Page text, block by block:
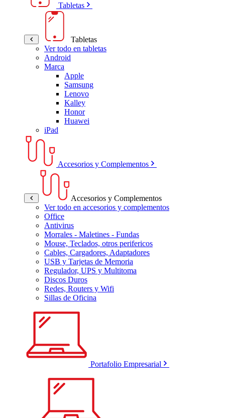
Tabletas
Tabletas
Ver todo en tabletas
Android
Marca
Apple
Samsung
Lenovo
Kalley
Honor
Huawei
iPad
Accesorios y Complementos
Accesorios y Complementos
Ver todo en accesorios y complementos
Office
Antivirus
Morrales - Maletines - Fundas
Mouse, Teclados, otros perifericos
Cables, Cargadores, Adaptadores
USB y Tarjetas de Memoria
Regulador, UPS y Multitoma
Discos Duros
Redes, Routers y Wifi
Sillas de Oficina
Portafolio Empresarial